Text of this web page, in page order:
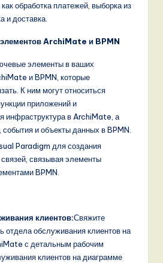
обработка платежей, выборка из
и доставка.
ArchiMate и BPMN
элементы в ваших
и BPMN, которые
К ним могут относиться
приложений и
инфраструктура в ArchiMate, а
события и объекты данных в BPMN.
Paradigm для создания
связывая элементы
BPMN.
клиентов:Свяжите
отдела обслуживания клиентов на
с детальным рабочим
клиентов на диаграмме